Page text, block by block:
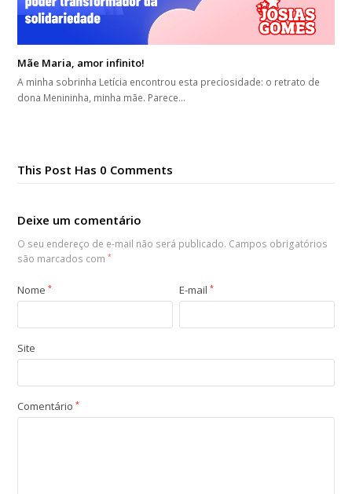
Mãe Maria, amor infinito!
A minha sobrinha Letícia encontrou esta preciosidade: o retrato de
dona Menininha, minha mãe. Parece…
This Post Has 0 Comments
Deixe um comentário
O seu endereço de e-mail não será publicado. Campos obrigatórios
são marcados com*
Nome* E-mail*
Site
Comentário*